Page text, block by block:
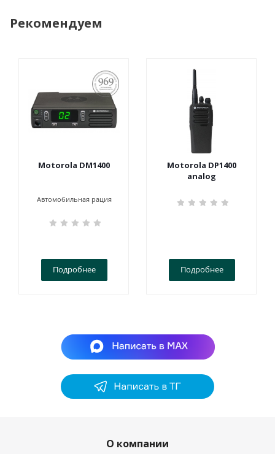
Рекомендуем
ПОСТАНОВЛЕНИЕ
969
Motorola DM1400
Автомобильная рация
Подробнее
Motorola DP1400
analog
Подробнее
О компании